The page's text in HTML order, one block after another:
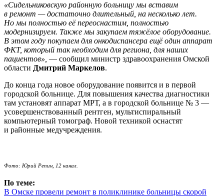
«Сидельниковскую районную больницу мы вставим
в ремонт — достаточно длительный, на несколько лет.
Но мы полностью её переоснастим, полностью
модернизируем. Также мы закупаем тяжёлое оборудование.
В этом году покупаем для онкодиспансера ещё один аппарат
ФКТ, который так необходим для региона, для наших
пациентов», — сообщил министр здравоохранения Омской
области Дмитрий Маркелов.
До конца года новое оборудование появится и в первой
городской больнице. Для повышения качества диагностики
там установят аппарат МРТ, а в городской больнице № 3 —
усовершенствованный рентген, мультиспиральный
компьютерный томограф. Новой техникой оснастят
и районные медучреждения.
Фото: Юрий Репин, 12 канал.
По теме:
В Омске провели ремонт в поликлинике больницы скорой